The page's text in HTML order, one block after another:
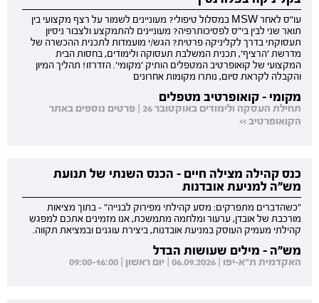
עו"ס לאחר MSW במסלול טיפולי? מעוניינים לשמור על רצף מקצועי בין
תואר שני לבין בי"ס לפסיכותרפיה? מעוניינים להתמקצע ולצבור ניסיון
תעסוקתי בדרך לקליניקה פרטית? הגש/י מועמדות לתכנית ההכשרה של
מדרשת 'הרציף', תכנית המשלבת תעסוקה ולימודים, בחסות הבית
המקצועי של קואופרטיב המטפלים הותיק 'מקומי'. הזדרזו! תהליך המיון
והקבלה לקראת סיום, נותרו מקומות אחרונים
מקומי - קואופרטיב מטפלים
תחילת העסקה ולימודים באוקטובר 26 | פרטים נוספים באתר
הקואופרטיב >>
כנס קהילה מצילה חיים - הכנס השנתי של תנועת
מש"ה למניעת אובדנות
"כשהדברים מתפרקים: מסע קהילתי מפירוק לבנייה" - בתוך מציאות
מורכבת של אובדן, ערעור ומלחמה מתמשכת, אנו מזמינים אתכם למפגש
קהילתי מעמיק העוסק במניעת אובדנות, ביצירת עוגנים ובמציאת תקווה.
מש"ה - מילים שעושות הבדל
האקדמית ת"א-יפו | 06.09.2026 | יום ראשון | 09:00-16:00